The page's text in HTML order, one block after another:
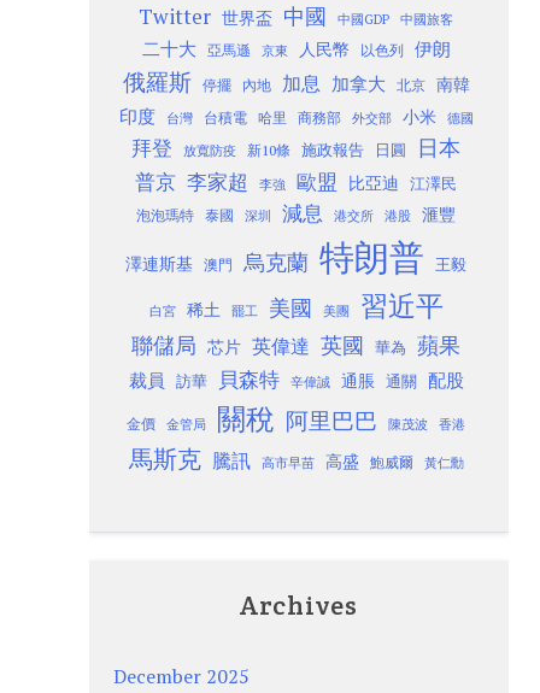
Twitter 世界盃 中國 中國GDP 中國旅客
二十大 亞馬遜 京東 人民幣 以色列 伊朗
俄羅斯 停擺 內地 加息 加拿大 北京
南韓
印度
台灣 台積電 哈里 商務部 外交部 小米 德國
拜登 放寬防疫 新10條 施政報告 日圓 日本
普京 李家超 李強 歐盟 比亞迪 江澤民
泡泡瑪特 泰國 深圳 減息 港交所 港股 滙豐
澤連斯基 澳門 烏克蘭 特朗普 王毅
白宮 稀土 罷工 美國 美團 習近平
聯儲局 芯片 英偉達 英國 華為 蘋果
裁員 訪華 貝森特 辛偉誠 通脹 通關 配股
金價 金管局 關稅 阿里巴巴 陳茂波 香港
馬斯克 騰訊 高市早苗 高盛 鮑威爾 黃仁勳
Archives
December 2025